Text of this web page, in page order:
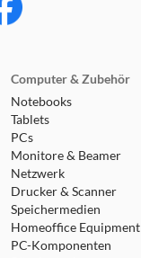
Computer & Zubehör
Notebooks
Tablets
PCs
Monitore & Beamer
Netzwerk
Drucker & Scanner
Speichermedien
Homeoffice Equipment
PC-Komponenten